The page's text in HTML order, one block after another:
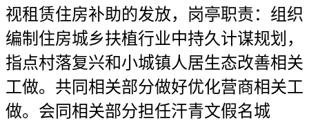
视租赁住房补助的发放，岗亭职责：组织
编制住房城乡扶植行业中持久计谋规划，
指点村落复兴和小城镇人居生态改善相关
工做。共同相关部分做好优化营商相关工
做。会同相关部分担任汗青文假名城